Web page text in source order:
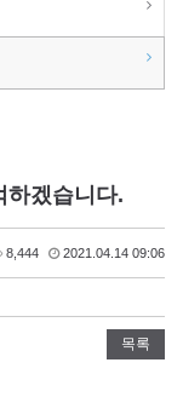
하겠습니다.
8,444 2021.04.14 09:06
목록